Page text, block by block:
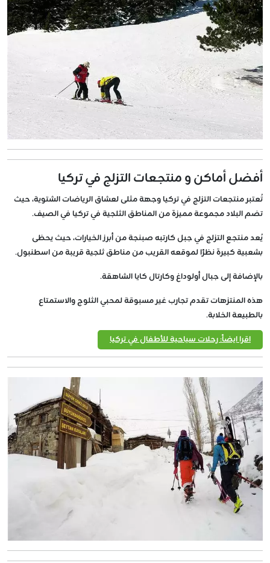
أفضل أماكن و منتجعات التزلج في تركيا
تُعتبر منتجعات التزلج في تركيا وجهة مثلى لعشاق الرياضات الشتوية، حيث
تضم البلاد مجموعة مميزة من المناطق الثلجية في تركيا في الصيف.
يُعد منتجع التزلج في جبل كارتبه صبنجة من أبرز الخيارات، حيث يحظى
بشعبية كبيرة نظرًا لموقعه القريب من مناطق ثلجية قريبة من اسطنبول.
بالإضافة إلى جبال أولوداغ وكارتال كايا الشاهقة.
هذه المنتزهات تقدم تجارب غير مسبوقة لمحبي الثلوج والاستمتاع
بالطبيعة الخلابة.
اقرا ايضاً: رحلات سياحية للأطفال في تركيا